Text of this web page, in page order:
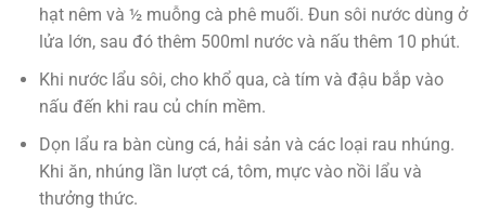
hạt nêm và ½ muỗng cà phê muối. Đun sôi nước dùng ở
lửa lớn, sau đó thêm 500ml nước và nấu thêm 10 phút.
Khi nước lẩu sôi, cho khổ qua, cà tím và đậu bắp vào
nấu đến khi rau củ chín mềm.
Dọn lẩu ra bàn cùng cá, hải sản và các loại rau nhúng.
Khi ăn, nhúng lần lượt cá, tôm, mực vào nồi lẩu và
thưởng thức.